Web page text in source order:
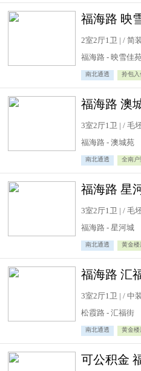
福海路 映
2室2厅1卫 | / 简
福海路 - 映雪佳
南北通透 拎包入
3室2厅1卫 | / 毛
福海路 - 澳城苑
南北通透 全南户
3室2厅1卫 | / 毛
福海路 - 星河城
南北通透 黄金楼
3室2厅1卫 | / 中
松霞路 - 汇福街
南北通透 黄金楼